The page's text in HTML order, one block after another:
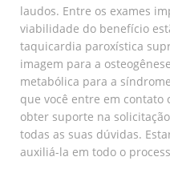
laudos. Entre os exames
viabilidade do benefício
taquicardia paroxística
imagem para a
metabólica para a
que você entre em contato
obter suporte na
todas as suas dúvidas.
auxiliá-la em todo o